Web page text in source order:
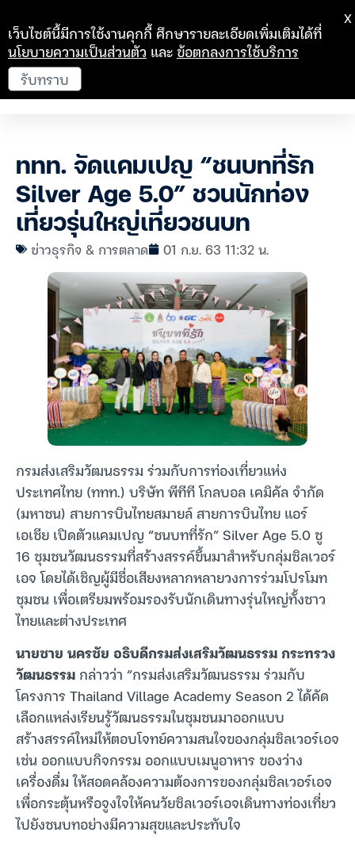
ททท. จัดแคมเปญ “ชนบทที่รัก
Silver Age 5.0” ชวนนักท่อง
เที่ยวรุ่นใหญ่เที่ยวชนบท
ข่าวธุรกิจ & การตลาด 01 ก.ย. 63 11:32 น.
กรมส่งเสริมวัฒนธรรม ร่วมกับการท่องเที่ยวแห่ง
ประเทศไทย (ททท.) บริษัท พีทีที โกลบอล เคมิคัล จำกัด
(มหาชน) สายการบินไทยสมายล์ สายการบินไทย แอร์
เอเชีย เปิดตัวแคมเปญ “ชนบทที่รัก” Silver Age 5.0 ชู
16 ชุมชนวัฒนธรรมที่สร้างสรรค์ขึ้นมาสำหรับกลุ่มซิลเวอร์
เอจ โดยได้เชิญผู้มีชื่อเสียงหลากหลายวงการร่วมโปรโมท
ชุมชน เพื่อเตรียมพร้อมรองรับนักเดินทางรุ่นใหญ่ทั้งชาว
ไทยและต่างประเทศ
นายชาย นครชัย อธิบดีกรมส่งเสริมวัฒนธรรม กระทรวง
วัฒนธรรม กล่าวว่า “กรมส่งเสริมวัฒนธรรม ร่วมกับ
โครงการ Thailand Village Academy Season 2 ได้คัด
เลือกแหล่งเรียนรู้วัฒนธรรมในชุมชนมาออกแบบ
สร้างสรรค์ใหม่ให้ตอบโจทย์ความสนใจของกลุ่มซิลเวอร์เอจ
เช่น ออกแบบกิจกรรม ออกแบบเมนูอาหาร ของว่าง
เครื่องดื่ม ให้สอดคล้องความต้องการของกลุ่มซิลเวอร์เอจ
เพื่อกระตุ้นหรือจูงใจให้คนวัยซิลเวอร์เอจเดินทางท่องเที่ยว
ไปยังชนบทอย่างมีความสุขและประทับใจ
เว็บไซต์นี้มีการใช้งานคุกกี้ ศึกษารายละเอียดเพิ่มเติมได้ที่
นโยบายความเป็นส่วนตัว และข้อตกลงการใช้บริการ
รับทราบ
X